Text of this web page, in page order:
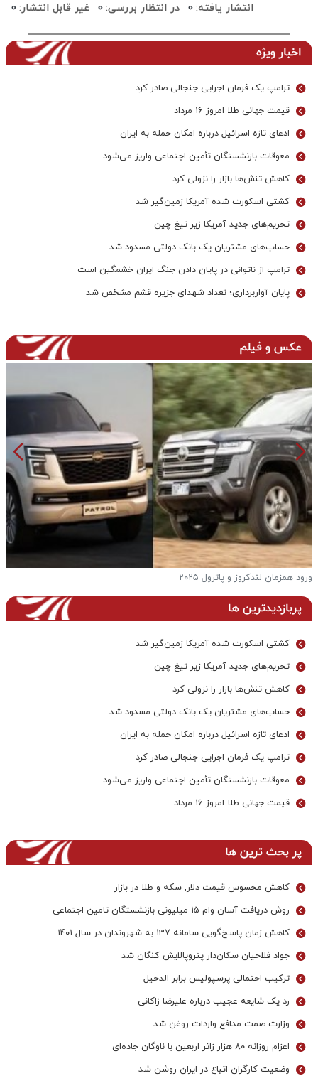
انتشار یافته:0 در انتظار بررسی:0 غیر قابل انتشار:0
اخبار ویژه
ترامپ یک فرمان اجرایی جنجالی صادر کرد
قیمت جهانی طلا امروز ۱۶ مرداد
ادعای تازه اسرائیل درباره امکان حمله به ایران
معوقات بازنشستگان تأمین اجتماعی واریز می‌شود
کاهش تنش‌ها بازار را نزولی کرد
کشتی اسکورت شده آمریکا زمین‌گیر شد
تحریم‌های جدید آمریکا زیر تیغ چین
حساب‌های مشتریان یک بانک‌ دولتی مسدود شد
ترامپ از ناتوانی در پایان دادن جنگ ایران خشمگین است
پایان آواربرداری؛ تعداد شهدای جزیره قشم مشخص شد
عکس و فیلم
ورود همزمان لندکروز و پاترول ۲۰۲۵
پربازدیدترین ها
کشتی اسکورت شده آمریکا زمین‌گیر شد
تحریم‌های جدید آمریکا زیر تیغ چین
کاهش تنش‌ها بازار را نزولی کرد
حساب‌های مشتریان یک بانک‌ دولتی مسدود شد
ادعای تازه اسرائیل درباره امکان حمله به ایران
ترامپ یک فرمان اجرایی جنجالی صادر کرد
معوقات بازنشستگان تأمین اجتماعی واریز می‌شود
قیمت جهانی طلا امروز ۱۶ مرداد
پر بحث ترین ها
کاهش محسوس قیمت دلار, سکه و طلا در بازار
روش دریافت آسان وام ۱۵ میلیونی بازنشستگان تامین اجتماعی
کاهش زمان پاسخ‌گویی سامانه 137 به شهروندان در سال ۱۴۰۱
جواد فلاحیان سکان‌دار پتروپالایش کنگان شد
ترکیب احتمالی پرسپولیس برابر الدحیل
رد یک شایعه عجیب درباره علیرضا زاکانی
وزارت صمت مدافع واردات روغن شد
اعزام روزانه ۸۰ هزار زائر اربعین با ناوگان جاده‌ای
وضعیت کارگران اتباع در ایران روشن شد